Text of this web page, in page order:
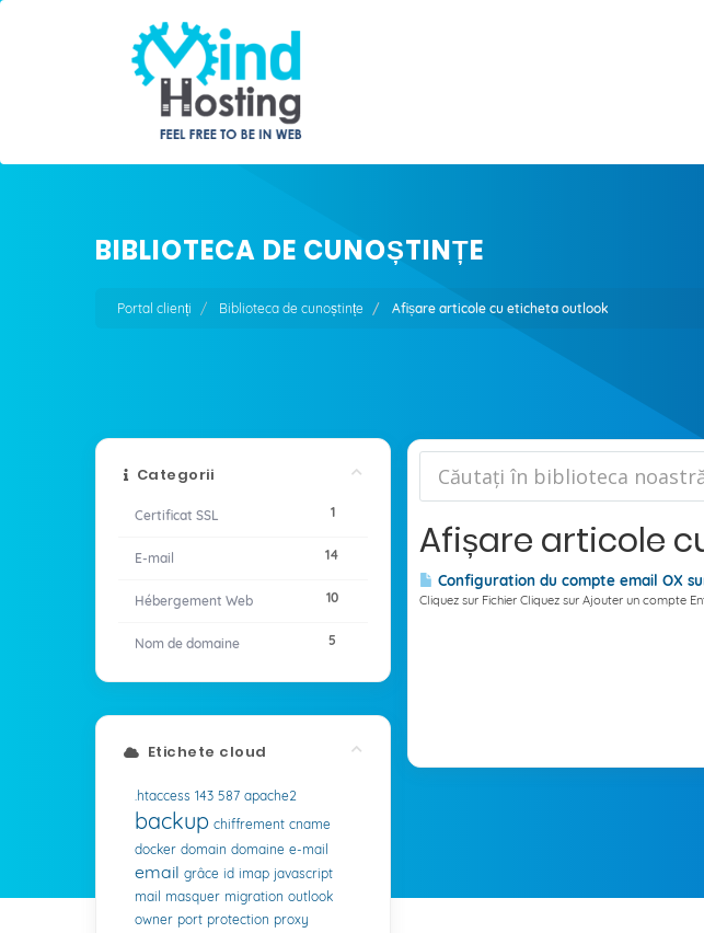
BIBLIOTECA DE CUNOȘTINȚE
Portal clienți Biblioteca de cunoștințe Afișare articole cu eticheta outlook
Categorii
1
Certificat SSL
14
E-mail
10
Hébergement Web
5
Nom de domaine
Afișare articole
Configuration du compte email OX
Cliquez sur Fichier Cliquez sur Ajouter un compte
Etichete cloud
.htaccess 143 587 apache2
backup chiffrement cname
docker domain domaine e-mail
email grâce id imap javascript
mail masquer migration outlook
owner port protection proxy